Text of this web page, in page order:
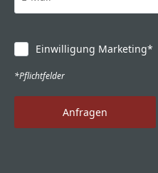
Einwilligung Marketing*
*Pflichtfelder
Anfragen